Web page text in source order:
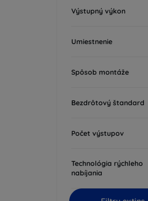
Výstupný výkon
Umiestnenie
Spôsob montáže
Bezdrôtový štandard
Počet výstupov
Technológia rýchleho
nabíjania